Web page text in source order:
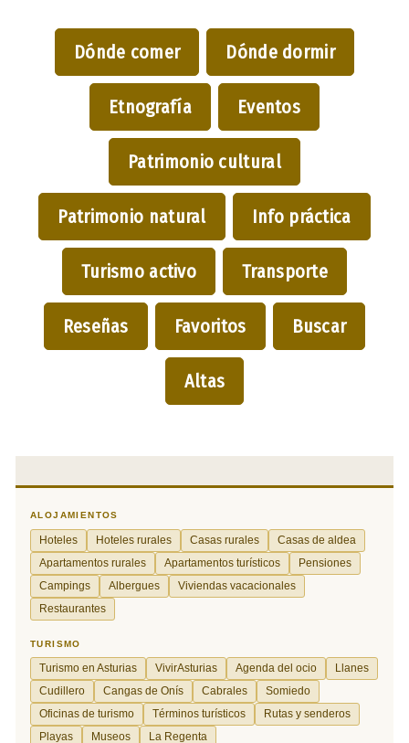
Dónde comer Dónde dormir
Etnografía Eventos
Patrimonio cultural
Patrimonio natural Info práctica
Turismo activo Transporte
Reseñas Favoritos Buscar
Altas